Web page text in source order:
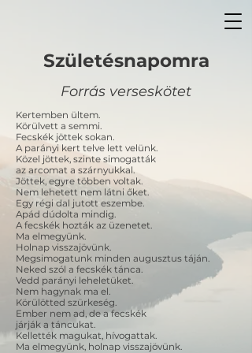
Születésnapomra
Forrás verseskötet
Kertemben ültem.
Körülvett a semmi.
Fecskék jöttek sokan.
A parányi kert telve lett velünk.
Közel jöttek, szinte simogatták
az arcomat a szárnyukkal.
Jöttek, egyre többen voltak.
Nem lehetett nem látni őket.
Egy régi dal jutott eszembe.
Apád dúdolta mindig.
A fecskék hozták az üzenetet.
Ma elmegyünk.
Holnap visszajövünk.
Megsimogatunk minden augusztus táján.
Neked szól a fecskék tánca.
Vedd parányi leheletüket.
Nem hagynak ma el.
Körülötted szürkeség.
Ember nem ad, de a fecskék
járják a táncukat.
Kellették magukat, hívogattak.
Ma elmegyünk, holnap visszajövünk.